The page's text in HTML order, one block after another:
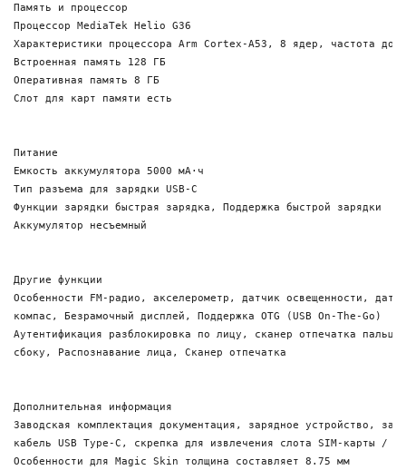
Память и процессор
Процессор MediaTek Helio G36
Характеристики процессора Arm Cortex-A53, 8 ядер, частота до
Встроенная память 128 ГБ
Оперативная память 8 ГБ
Слот для карт памяти есть
Питание
Емкость аккумулятора 5000 мА⋅ч
Тип разъема для зарядки USB-C
Функции зарядки быстрая зарядка, Поддержка быстрой зарядки
Аккумулятор несъемный
Другие функции
Особенности FM-радио, акселерометр, датчик освещенности,
компас, Безрамочный дисплей, Поддержка OTG (USB On-The-Go)
Аутентификация разблокировка по лицу, сканер отпечатка
сбоку, Распознавание лица, Сканер отпечатка
Дополнительная информация
Заводская комплектация документация, зарядное устройство,
кабель USB Type-C, скрепка для извлечения слота SIM-карты /
Особенности для Magic Skin толщина составляет 8.75 мм